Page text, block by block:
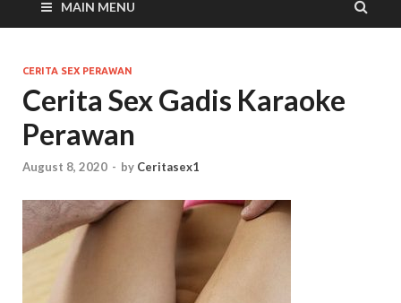
MAIN MENU
CERITA SEX PERAWAN
Cerita Sex Gadis Karaoke
Perawan
August 8, 2020 - by Ceritasex1